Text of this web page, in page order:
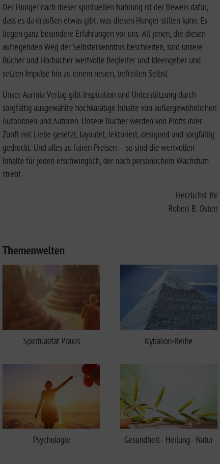
Der Hunger nach dieser spirituellen Nahrung ist der Beweis dafür,
dass es da draußen etwas gibt, was diesen Hunger stillen kann. Es
liegen ganz besondere Erfahrungen vor uns. All jenen, die diesen
aufregenden Weg der Selbsterkenntnis beschreiten, sind unsere
Bücher und Hörbücher wertvolle Begleiter und Ideengeber und
setzen Impulse hin zu einem neuen, befreiten Selbst.
Unser Aurinia Verlag gibt Inspiration und Unterstützung durch
sorgfältig ausgewählte hochkarätige Inhalte von außergewöhnlichen
Autorinnen und Autoren. Unsere Bücher werden von Profis ihrer
Zunft mit Liebe gesetzt, layoutet, lektoriert, designed und sorgfältig
gedruckt. Und alles zu fairen Preisen – so sind die wertvollen
Inhalte für jeden erschwinglich, der nach persönlichem Wachstum
strebt.
Herzlichst Ihr
Robert B. Osten
Themenwelten
Spiritualität Praxis Kybalion-Reihe
Psychologie Gesundheit · Heilung · Natur